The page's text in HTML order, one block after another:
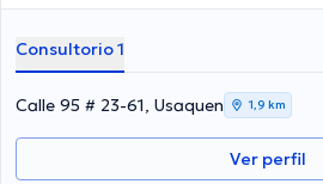
su área de especialidad. El doctor tiene
participado como miembro de diversas
Fernando Helo Yamure ha colaborado en
con el ideal de tener una formación
especialización y ha difundido numerosos
el profesional de la salud puede hablar
Consultorio 1
Calle 95 # 23-61, Usaquen 1,9 km
Ver perfil